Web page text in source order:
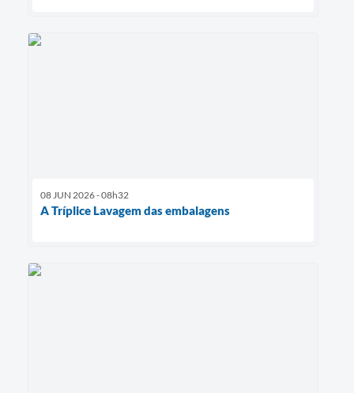
08 JUN 2026 - 08h32
A Tríplice Lavagem das embalagens